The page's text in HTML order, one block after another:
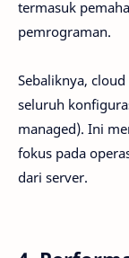
termasuk
pemrograman.
Sebaliknya,
seluruh
managed). Ini
fokus pada
dari server.